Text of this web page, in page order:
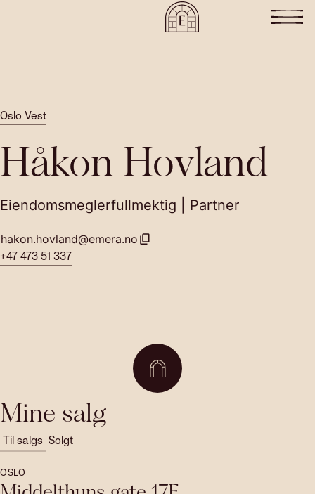
Oslo Vest
Håkon Hovland
Eiendomsmeglerfullmektig | Partner
hakon.hovland@emera.no
+47 473 51 337
Mine salg
Til salgs Solgt
OSLO